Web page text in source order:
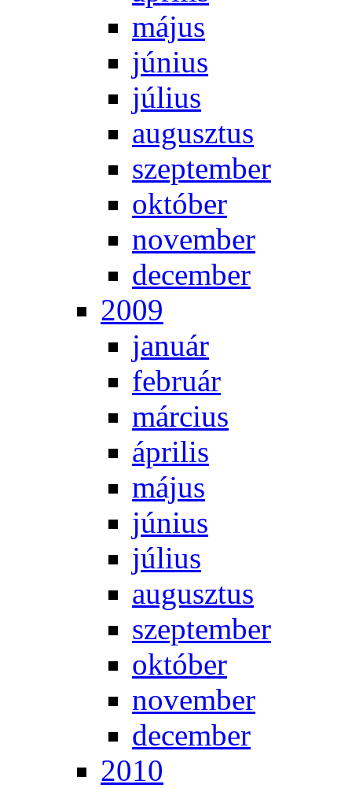
má­jus
jú­ni­us
jú­li­us
au­gusz­tus
szep­tem­ber
ok­tó­ber
no­vem­ber
de­cem­ber
2009
ja­nu­ár
feb­ru­ár
már­ci­us
áp­ri­lis
má­jus
jú­ni­us
jú­li­us
au­gusz­tus
szep­tem­ber
ok­tó­ber
no­vem­ber
de­cem­ber
2010